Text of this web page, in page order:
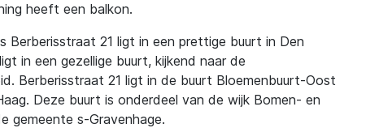
heeft een balkon.
Berberisstraat 21 ligt in een prettige buurt in Den
in een gezellige buurt, kijkend naar de
Berberisstraat 21 ligt in de buurt Bloemenbuurt-Oost
Deze buurt is onderdeel van de wijk Bomen- en
gemeente s-Gravenhage.